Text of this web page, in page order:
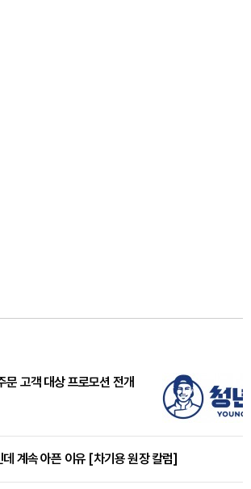
문 고객 대상 프로모션 전개
계속 아픈 이유 [차기용 원장 칼럼]